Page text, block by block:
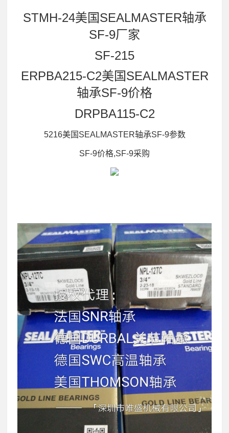
STMH-24美国SEALMASTER轴承
SF-9厂家
SF-215
ERPBA215-C2美国SEALMASTER
轴承SF-9价格
DRPBA115-C2
5216美国SEALMASTER轴承SF-9参数
SF-9价格,SF-9采购